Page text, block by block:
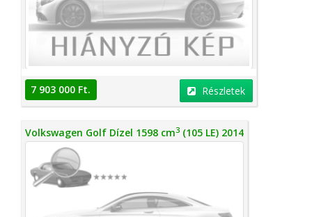
7 903 000 Ft. Részletek
Volkswagen Golf Dízel 1598 cm3 (105 LE) 2014